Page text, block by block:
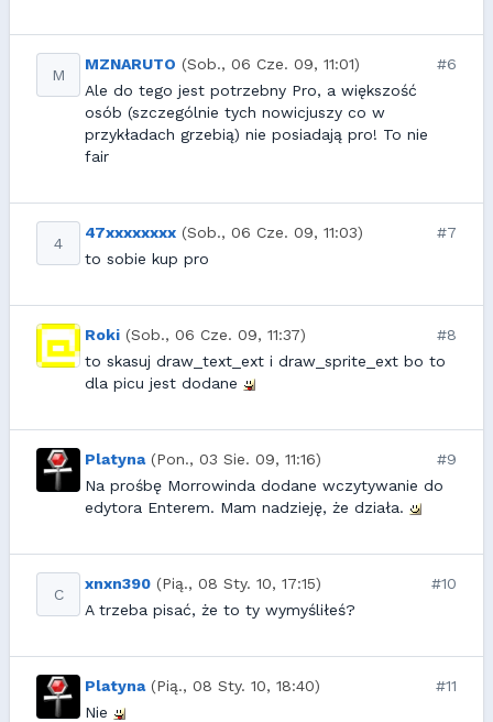
M
MZNARUTO (Sob., 06 Cze. 09, 11:01)
#6
Ale do tego jest potrzebny Pro, a większość
osób (szczególnie tych nowicjuszy co w
przykładach grzebią) nie posiadają pro! To nie
fair
4
47xxxxxxxx (Sob., 06 Cze. 09, 11:03)
#7
to sobie kup pro
Roki (Sob., 06 Cze. 09, 11:37)
#8
to skasuj draw_text_ext i draw_sprite_ext bo to
dla picu jest dodane
Platyna (Pon., 03 Sie. 09, 11:16)
#9
Na prośbę Morrowinda dodane wczytywanie do
edytora Enterem. Mam nadzieję, że działa.
C
xnxn390 (Pią., 08 Sty. 10, 17:15)
#10
A trzeba pisać, że to ty wymyśliłeś?
Platyna (Pią., 08 Sty. 10, 18:40)
#11
Nie